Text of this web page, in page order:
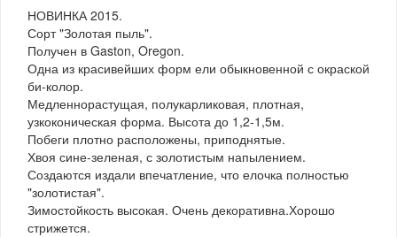
НОВИНКА 2015.
Сорт "Золотая пыль".
Получен в Gaston, Oregon.
Одна из красивейших форм ели обыкновенной с окраской
би-колор.
Медленнорастущая, полукарликовая, плотная,
узкоконическая форма. Высота до 1,2-1,5м.
Побеги плотно расположены, приподнятые.
Хвоя сине-зеленая, с золотистым напылением.
Создаются издали впечатление, что елочка полностью
"золотистая".
Зимостойкость высокая. Очень декоративна.Хорошо
стрижется.